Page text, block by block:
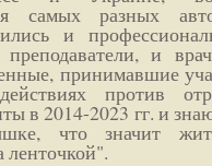
самых разных
и
и
принимавшие
против
в 2014-2023 гг. и
что значит
ленточкой".